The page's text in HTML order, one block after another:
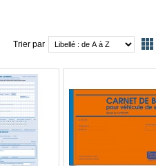
Trier par